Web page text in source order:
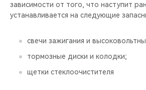
зависимости от того, что наступит
устанавливается на следующие
свечи зажигания и
тормозные диски и колодки;
щетки стеклоочистителя